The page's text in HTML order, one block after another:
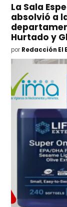
La Sala
absolvió a
Hurtado y
por Redacción El